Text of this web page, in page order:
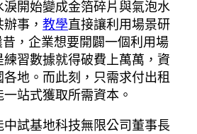
淚開始變成金箔碎片與氣泡水
事， 教學直接讓利用場景研
，企業想要開闢一個利用場
練習數據就得破費上萬萬，資
地。而此刻，只需求付出租
站式獲取所需資本。
試基地科技無限公司董事長